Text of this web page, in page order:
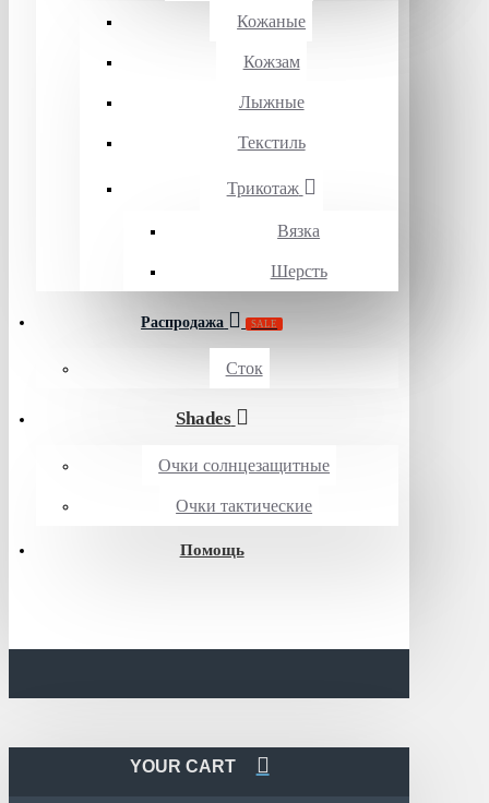
Кожаные
Кожзам
Лыжные
Текстиль
Трикотаж
Вязка
Шерсть
Распродажа SALE
Сток
Shades
Очки солнцезащитные
Очки тактические
Помощь
YOUR CART